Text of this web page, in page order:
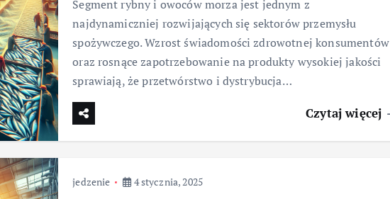
Segment rybny i owoców morza jest jednym z
najdynamiczniej rozwijających się sektorów przemysłu
spożywczego. Wzrost świadomości zdrowotnej konsumentów
oraz rosnące zapotrzebowanie na produkty wysokiej jakości
sprawiają, że przetwórstwo i dystrybucja…
Czytaj więcej
jedzenie 4 stycznia, 2025